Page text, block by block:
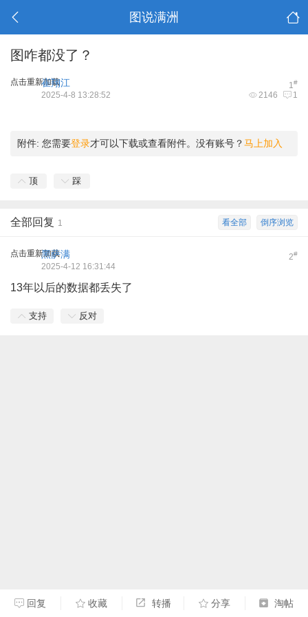
图说满洲
图咋都没了？
点击重新加载 1#
崔翔江
2146 1
2025-4-8 13:28:52
附件: 您需要登录才可以下载或查看附件。没有账号？马上加入
顶 踩
倒序浏览
看全部
全部回复 1
点击重新加载 2#
黑萨满
2025-4-12 16:31:44
13年以后的数据都丢失了
支持 反对
回复 收藏 转播 分享 淘帖